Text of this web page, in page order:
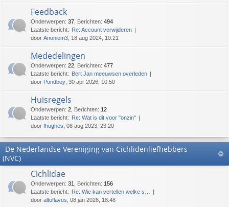
Feedback
Onderwerpen: 37 Berichten: 494
Laatste bericht: Re: Account verwijderen
door Anoniem3 , 18 aug 2024, 10:21
Mededelingen
Onderwerpen: 22 Berichten: 477
Laatste bericht: Bert Jan meeuwsen overleden
door Pondboy , 30 apr 2026, 10:50
Huisregels
Onderwerpen: 2 Berichten: 12
Laatste bericht: Re: Wat is dit voor "onzin"
door fhughes , 08 aug 2023, 23:20
De Nederlandse Vereniging van Cichlidenliefhebbers
(NVC)
Cichlidae
Onderwerpen: 31 Berichten: 156
Laatste bericht: Re: Wie kan vertellen welke s…
door altoflavus , 08 jan 2026, 18:48